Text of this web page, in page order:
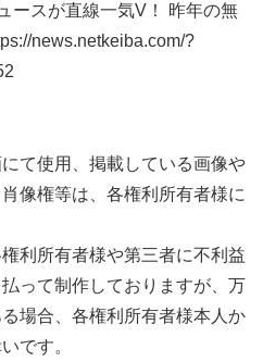
ースが直線一気V！ 昨年の無
news.netkeiba.com/?
て使用、掲載している画像や
像権等は、各権利所有者様に
利所有者様や第三者に不利益
って制作しておりますが、万
場合、各権利所有者様本人か
です。